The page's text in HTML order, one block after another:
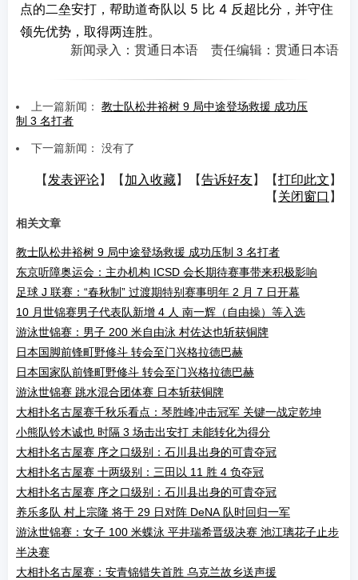
点的二垒安打，帮助道奇队以 5 比 4 反超比分，并守住
领先优势，取得两连胜。
新闻录入：贯通日本语 责任编辑：贯通日本语
上一篇新闻： 教士队松井裕树 9 局中途登场救援 成功压
制 3 名打者
下一篇新闻： 没有了
【 发表评论】【 加入收藏】【告诉好友】【打印此文 】
【 关闭窗口 】
相关文章
教士队松井裕树 9 局中途登场救援 成功压制 3 名打者
东京听障奥运会：主办机构 ICSD 会长期待赛事带来积极影响
足球 J 联赛：“春秋制” 过渡期特别赛事明年 2 月 7 日开幕
10 月世锦赛男子代表队新增 4 人 南一辉（自由操）等入选
游泳世锦赛：男子 200 米自由泳 村佐达也斩获铜牌
日本国脚前锋町野修斗 转会至门兴格拉德巴赫
日本国家队前锋町野修斗 转会至门兴格拉德巴赫
游泳世锦赛 跳水混合团体赛 日本斩获铜牌
大相扑名古屋赛千秋乐看点：琴胜峰冲击冠军 关键一战定乾坤
小熊队铃木诚也 时隔 3 场击出安打 未能转化为得分
大相扑名古屋赛 序之口级别：石川县出身的可貴夺冠
大相扑名古屋赛 十两级别：三田以 11 胜 4 负夺冠
大相扑名古屋赛 序之口级别：石川县出身的可貴夺冠
养乐多队 村上宗隆 将于 29 日对阵 DeNA 队时回归一军
游泳世锦赛：女子 100 米蝶泳 平井瑞希晋级决赛 池江璃花子止步
半决赛
大相扑名古屋赛：安青锦错失首胜 乌克兰故乡送声援